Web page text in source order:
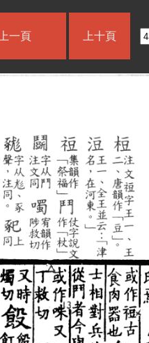
上一頁 上十頁